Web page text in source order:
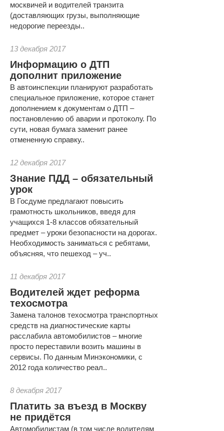
москвичей и водителей транзита
(доставляющих грузы, выполняющие
недорогие переезды..
13 декабря 2017
Информацию о ДТП
дополнит приложение
В автоинспекции планируют разработать
специальное приложение, которое станет
дополнением к документам о ДТП –
постановлению об аварии и протоколу. По
сути, новая бумага заменит ранее
отмененную справку..
12 декабря 2017
Знание ПДД – обязательный
урок
В Госдуме предлагают повысить
грамотность школьников, введя для
учащихся 1-8 классов обязательный
предмет – уроки безопасности на дорогах.
Необходимость заниматься с ребятами,
объясняя, что пешеход – уч..
11 декабря 2017
Водителей ждет реформа
техосмотра
Замена талонов техосмотра транспортных
средств на диагностические карты
расслабила автомобилистов – многие
просто переставили возить машины в
сервисы. По данным Минэкономики, с
2012 года количество реал..
8 декабря 2017
Платить за въезд в Москву
не придётся
Автомобилистам (в том числе водителям